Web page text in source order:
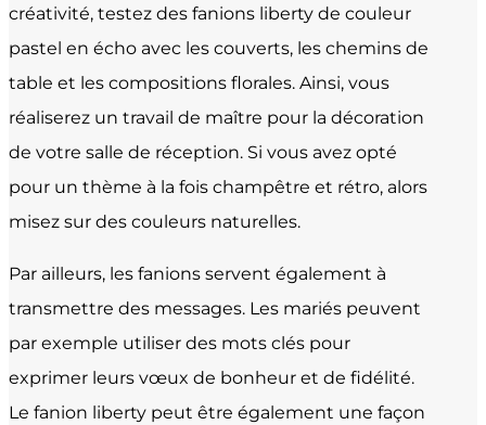
créativité, testez des fanions liberty de couleur
pastel en écho avec les couverts, les chemins de
table et les compositions florales. Ainsi, vous
réaliserez un travail de maître pour la décoration
de votre salle de réception. Si vous avez opté
pour un thème à la fois champêtre et rétro, alors
misez sur des couleurs naturelles.
Par ailleurs, les fanions servent également à
transmettre des messages. Les mariés peuvent
par exemple utiliser des mots clés pour
exprimer leurs vœux de bonheur et de fidélité.
Le fanion liberty peut être également une façon